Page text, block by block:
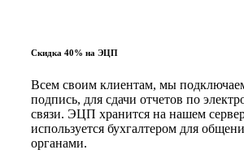
Скидка 40% на ЭЦП
Всем своим клиентам, мы
подпись, для сдачи отчетов по
связи. ЭЦП хранится на нашем
используется бухгалтером для
органами.